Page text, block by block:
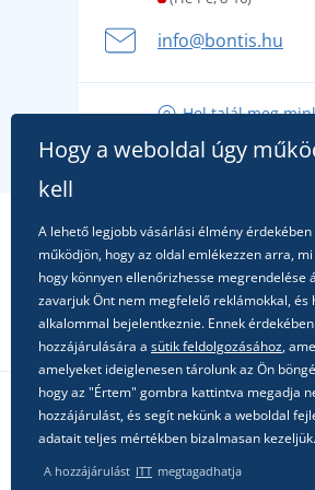
A nyári kaland a csomagolással
fel a gondtalan nyaralásra
alkalomra!
info@bontis.hu
Hol talál meg
Kövessen minket a közösségi
Hogy a weboldal úgy
kell
A lehető legjobb vásárlási élmény
működjön, hogy az oldal emlékezzen arra,
hogy könnyen ellenőrizhesse megrendelése
zavarjuk Önt nem megfelelő reklámokkal, és
alkalommal bejelentkeznie. Ennek
hozzájárulására a sütik feldolgozásához,
amelyeket ideiglenesen tárolunk az Ön
hogy az "Értem" gombra kattintva megadja
hozzájárulást, és segít nekünk a weboldal
adatait teljes mértékben bizalmasan kezeljük.
A hozzájárulást ITT megtagadhatja